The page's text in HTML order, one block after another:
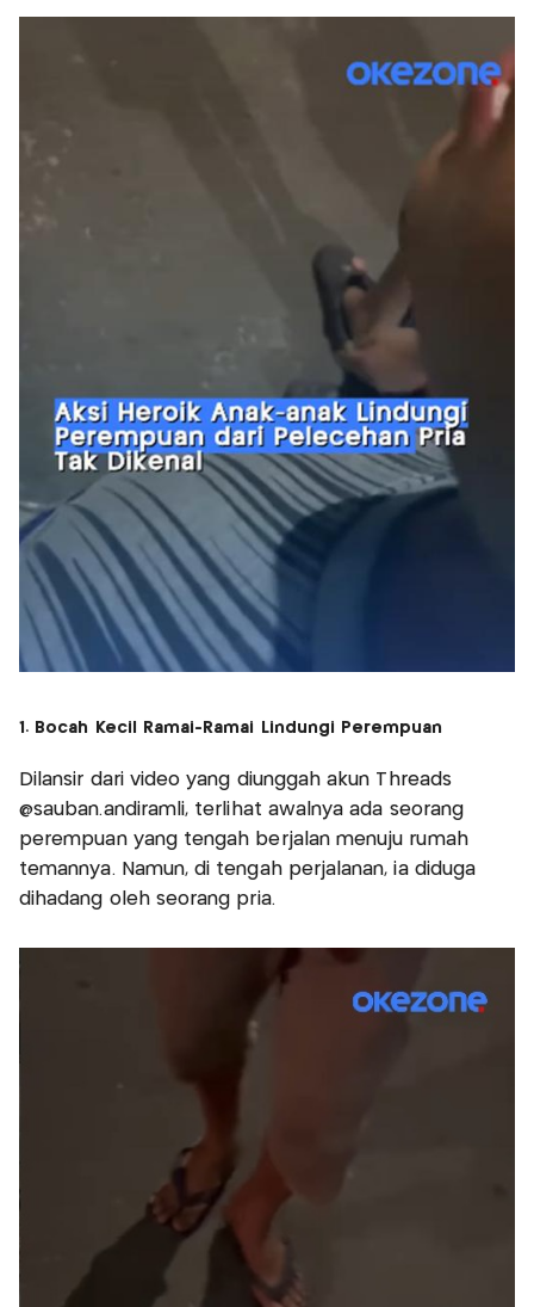
1. Bocah Kecil Ramai-Ramai Lindungi Perempuan
Dilansir dari video yang diunggah akun Threads
@sauban.andiramli, terlihat awalnya ada seorang
perempuan yang tengah berjalan menuju rumah
temannya. Namun, di tengah perjalanan, ia diduga
dihadang oleh seorang pria.